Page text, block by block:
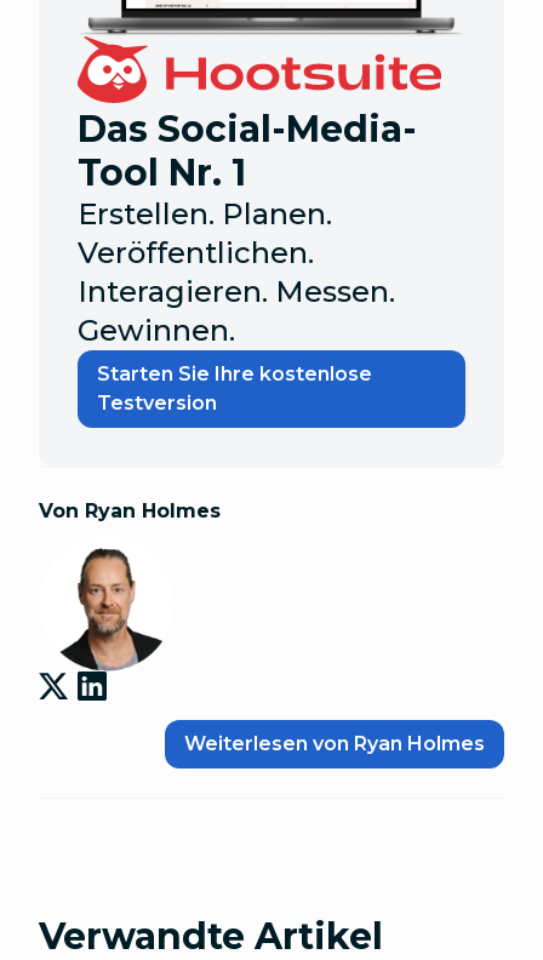
Das Social-Media-
Tool Nr. 1
Erstellen. Planen.
Veröffentlichen.
Interagieren. Messen.
Gewinnen.
Starten Sie Ihre kostenlose
Testversion
Von Ryan Holmes
Weiterlesen von Ryan Holmes
Verwandte Artikel